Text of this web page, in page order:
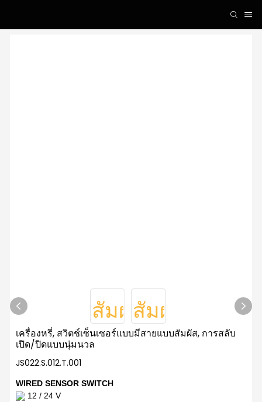
เครื่องหรี่, สวิตช์เซ็นเซอร์แบบมีสายแบบสัมผัส, การสลับ
เปิด/ปิดแบบนุ่มนวล
JS022.S.012.T.001
WIRED SENSOR SWITCH
12 / 24 V